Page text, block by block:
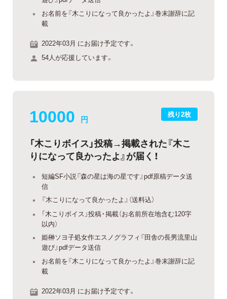
お名前を『木こりになって良かったよ』巻末謝辞に記
載
2022年03月 にお届け予定です。
54人が応援しています。
残り2枚
10000 円
「木こりボイス」投稿→掲載された『木こ
りになって良かったよ』が届く！
短編SF小説『森の星は海の星です』pdf原稿データ送
信
『木こりになって良かったよ』（送料込）
「木こりボイス」投稿・掲載（お名前所在地含む120字
以内）
姫榊ソヨ子処女作エスノグラフィ『田舎の長男流里山
遊び』pdfデータ送信
お名前を『木こりになって良かったよ』巻末謝辞に記
載
2022年03月 にお届け予定です。